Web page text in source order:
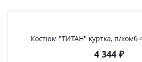
Костюм "ТИТАН" куртка, п/комб
4 344₽